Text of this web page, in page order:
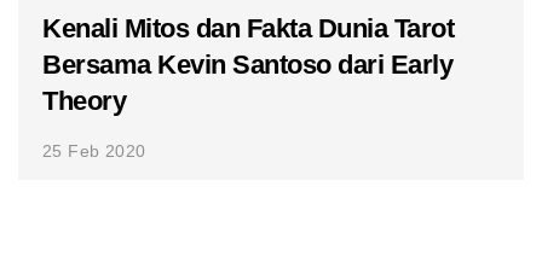
Kenali Mitos dan Fakta Dunia Tarot
Bersama Kevin Santoso dari Early
Theory
25 Feb 2020